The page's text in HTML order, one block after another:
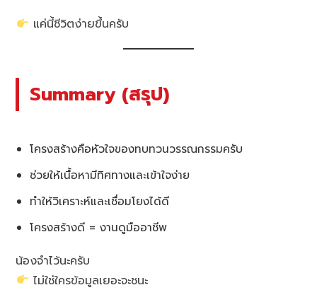
แค่นี้ชีวิตง่ายขึ้นครับ
Summary (สรุป)
โครงสร้างคือหัวใจของทบทวนวรรณกรรมครับ
ช่วยให้เนื้อหามีทิศทางและเข้าใจง่าย
ทำให้วิเคราะห์และเชื่อมโยงได้ดี
โครงสร้างดี = งานดูมืออาชีพ
น้องจำไว้นะครับ
ไม่ใช่ใครข้อมูลเยอะจะชนะ